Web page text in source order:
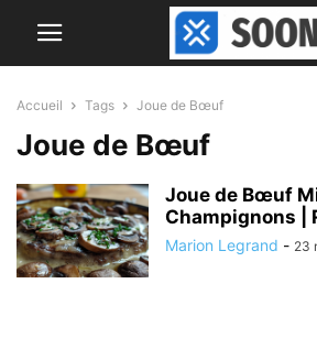
Accueil Tags Joue de Bœuf
Joue de Bœuf
Joue de Bœuf
Champignons |
Marion Legrand - 23